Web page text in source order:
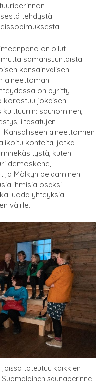
tehdystä
on ollut
samansuuntaista
kansainvälisen
aineettoman
on pyritty
korostuu jokaisen
saunominen,
iltasatujen
Kansalliseen aineettomien
kohteita, jotka
kuten
demoskene,
ja Mölkyn pelaaminen.
ihmisiä osaksi
luoda yhteyksiä
välille.
toteutuu kaikkien
saunaperinne